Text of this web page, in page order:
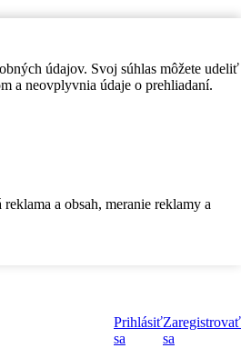
údajov. Svoj súhlas môžete udeliť
a neovplyvnia údaje o prehliadaní.
a obsah, meranie reklamy a
Prihlásiť
sa
Zaregistrovať
sa